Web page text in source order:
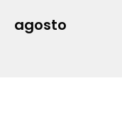
agosto